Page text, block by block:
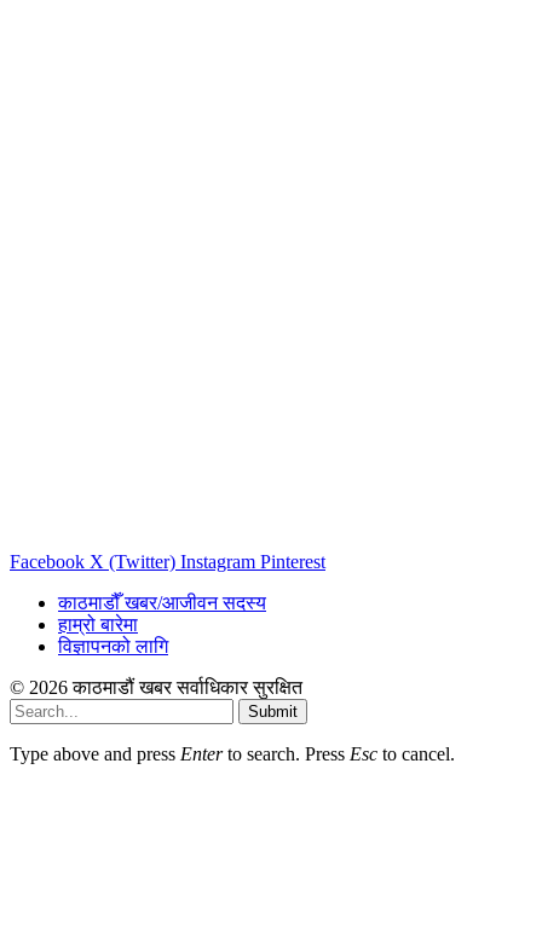
Facebook X (Twitter) Instagram Pinterest
काठमाडौँ खबर/आजीवन सदस्य
हाम्रो बारेमा
विज्ञापनको लागि
© 2026 काठमाडौं खबर सर्वाधिकार सुरक्षित
Submit
Type above and press Enterto search. Press Esc to cancel.